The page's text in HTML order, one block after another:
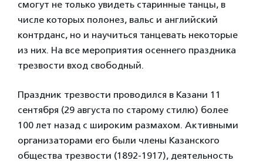
смогут не только увидеть старинные танцы, в
числе которых полонез, вальс и английский
контрданс, но и научиться танцевать некоторые
из них. На все мероприятия осеннего праздника
трезвости вход свободный.
Праздник трезвости проводился в Казани 11
сентября (29 августа по старому стилю) более
100 лет назад с широким размахом. Активными
организаторами его были члены Казанского
общества трезвости (1892-1917), деятельность